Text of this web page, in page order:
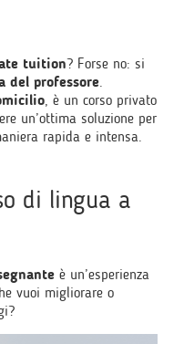
tuition? Forse no: si
del professore.
, è un corso privato
un’ottima soluzione per
rapida e intensa.
di lingua a
è un’esperienza
vuoi migliorare o